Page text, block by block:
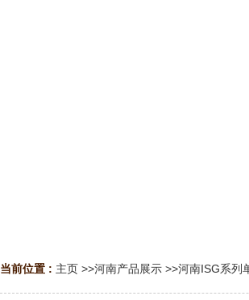
当前位置 : 主页 >>河南产品展示 >>河南ISG系列